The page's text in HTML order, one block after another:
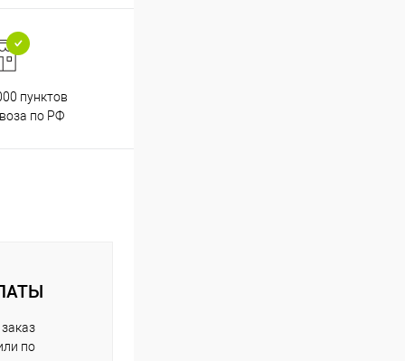
пунктов
по РФ
по